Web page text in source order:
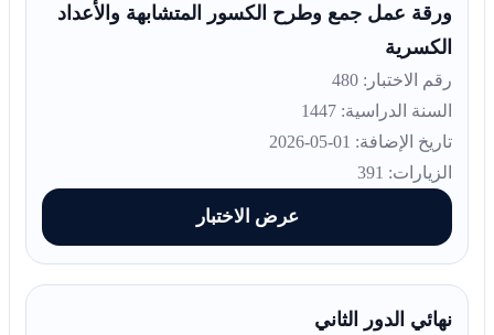
ورقة عمل جمع وطرح الكسور المتشابهة والأعداد
الكسرية
رقم الاختبار: 480
السنة الدراسية: 1447
تاريخ الإضافة: 01-05-2026
الزيارات: 391
عرض الاختبار
نهائي الدور الثاني